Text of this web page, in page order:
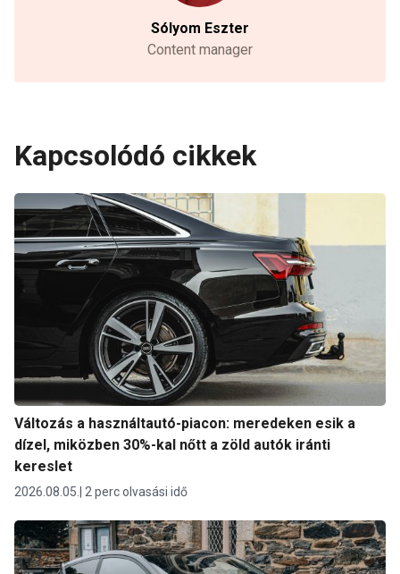
Sólyom Eszter
Content manager
Kapcsolódó cikkek
Változás a használtautó-piacon: meredeken esik a
dízel, miközben 30%-kal nőtt a zöld autók iránti
kereslet
2026.08.05. 2 perc olvasási idő